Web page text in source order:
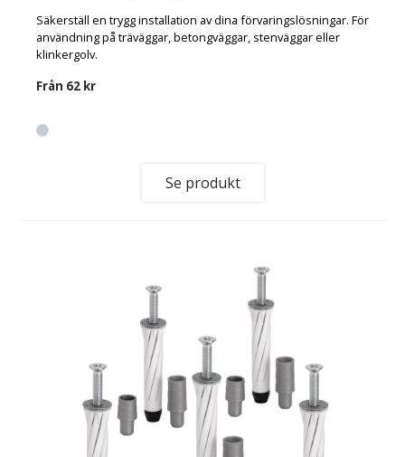
Säkerställ en trygg installation av dina förvaringslösningar. För
användning på träväggar, betongväggar, stenväggar eller
klinkergolv.
Från 62 kr
Se produkt